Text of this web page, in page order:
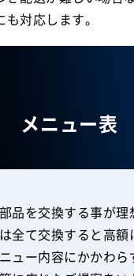
も対応します。
メニュー表
品を交換する事が理
全て交換すると高額
ュー内容にかかわら